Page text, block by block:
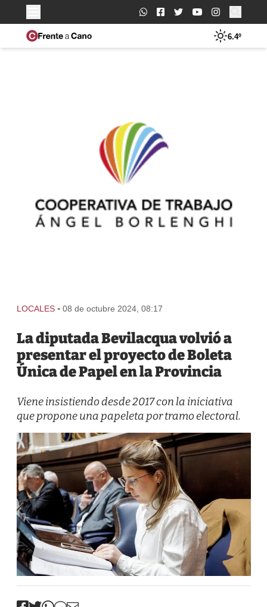
Buscar:
6.4º
LOCALES - 08 de octubre 2024, 08:17
La diputada Bevilacqua volvió a
presentar el proyecto de Boleta
Única de Papel en la Provincia
Viene insistiendo desde 2017 con la iniciativa
que propone una papeleta por tramo electoral.